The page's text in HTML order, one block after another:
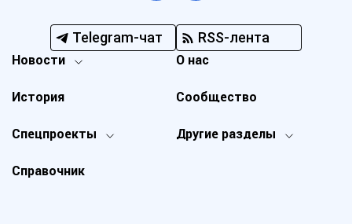
Telegram-чат RSS-лента
Новости
Спецпроекты Другие разделы
История
О нас
Справочник
Сообщество